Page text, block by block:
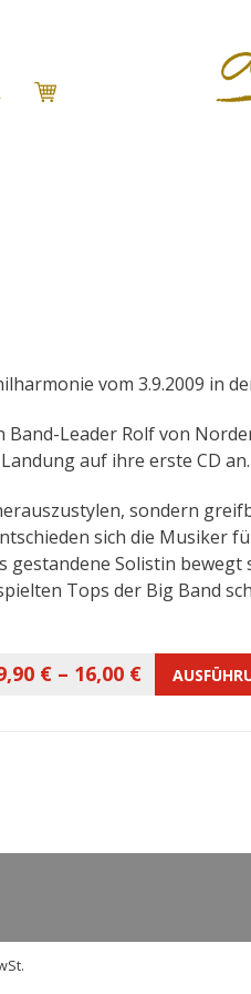
vom 3.9.2009 in
Leader Rolf von
auf ihre erste CD an.
sondern
sich die Musiker
Solistin bewegt
Tops der Big Band
€– 16,00 €